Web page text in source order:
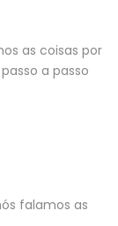
as coisas por
a passo
falamos as